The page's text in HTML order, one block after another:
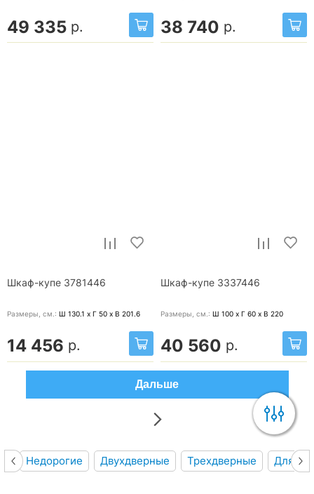
49 335 р. 38 740 р.
Шкаф-купе 3781446
Размеры, cм.: Ш 130.1 x Г 50 x В 201.6
14 456 р.
Шкаф-купе 3337446
Размеры, cм.: Ш 100 x Г 60 x В 220
40 560 р.
Дальше
Недорогие Двухдверные Трехдверные Для